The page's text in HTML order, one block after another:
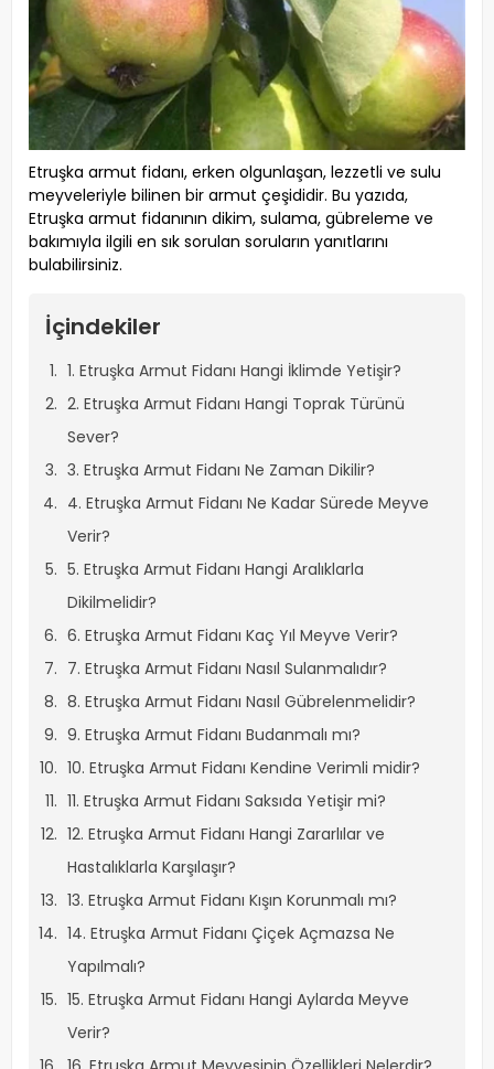
Etruşka armut fidanı, erken olgunlaşan, lezzetli ve sulu
meyveleriyle bilinen bir armut çeşididir. Bu yazıda,
Etruşka armut fidanının dikim, sulama, gübreleme ve
bakımıyla ilgili en sık sorulan soruların yanıtlarını
bulabilirsiniz.
İçindekiler
1. Etruşka Armut Fidanı Hangi İklimde Yetişir?
2. Etruşka Armut Fidanı Hangi Toprak Türünü
Sever?
3. Etruşka Armut Fidanı Ne Zaman Dikilir?
4. Etruşka Armut Fidanı Ne Kadar Sürede Meyve
Verir?
5. Etruşka Armut Fidanı Hangi Aralıklarla
Dikilmelidir?
6. Etruşka Armut Fidanı Kaç Yıl Meyve Verir?
7. Etruşka Armut Fidanı Nasıl Sulanmalıdır?
8. Etruşka Armut Fidanı Nasıl Gübrelenmelidir?
9. Etruşka Armut Fidanı Budanmalı mı?
10. Etruşka Armut Fidanı Kendine Verimli midir?
11. Etruşka Armut Fidanı Saksıda Yetişir mi?
12. Etruşka Armut Fidanı Hangi Zararlılar ve
Hastalıklarla Karşılaşır?
13. Etruşka Armut Fidanı Kışın Korunmalı mı?
14. Etruşka Armut Fidanı Çiçek Açmazsa Ne
Yapılmalı?
15. Etruşka Armut Fidanı Hangi Aylarda Meyve
Verir?